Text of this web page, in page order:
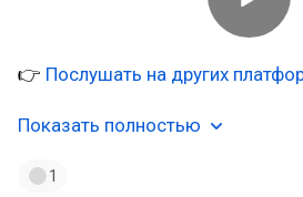
👉 Послушать на других
Показать полностью
1